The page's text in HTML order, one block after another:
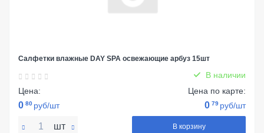
Салфетки влажные DAY SPA освежающие арбуз 15шт
В наличии
Цена:
0 80 руб/шт
Цена по карте:
0 79 руб/шт
шт В корзину